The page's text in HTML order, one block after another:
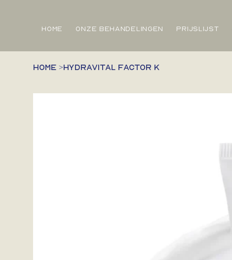
HOME ONZE BEHANDELINGEN PRIJSLIJST
HOME >Hydravital factor K